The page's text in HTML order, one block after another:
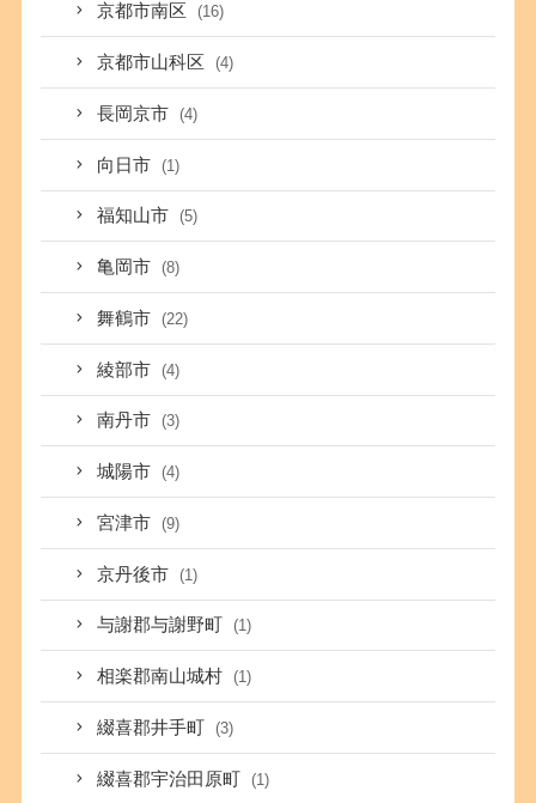
京都市南区 (16)
京都市山科区 (4)
長岡京市 (4)
向日市 (1)
福知山市 (5)
亀岡市 (8)
舞鶴市 (22)
綾部市 (4)
南丹市 (3)
城陽市 (4)
宮津市 (9)
京丹後市 (1)
与謝郡与謝野町 (1)
相楽郡南山城村 (1)
綴喜郡井手町 (3)
綴喜郡宇治田原町 (1)